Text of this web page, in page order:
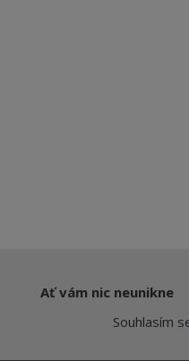
Ať vám nic neunikne
Souhlasím